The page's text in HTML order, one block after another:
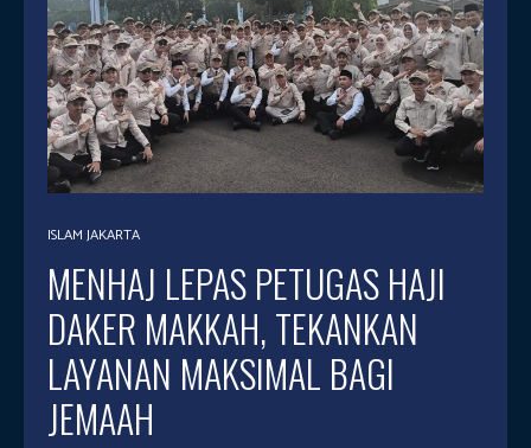
ISLAM JAKARTA
MENHAJ LEPAS PETUGAS HAJI
DAKER MAKKAH, TEKANKAN
LAYANAN MAKSIMAL BAGI
JEMAAH